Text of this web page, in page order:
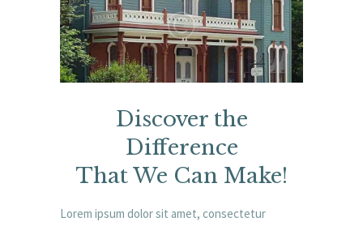
Discover the
Difference
That We Can Make!
Lorem ipsum dolor sit amet, consectetur